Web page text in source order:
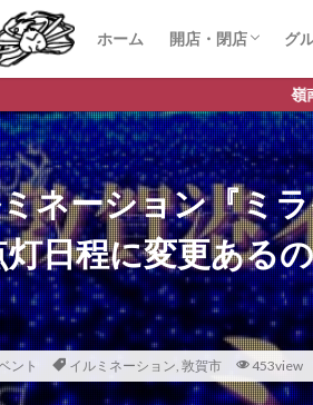
ホーム 開店・閉店 グ
嶺南ナウ リリースしまし
ネーション『ミ
日程に変更ある
ント イルミネーション, 敦賀市 453view